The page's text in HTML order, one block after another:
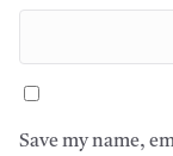
Save my name,